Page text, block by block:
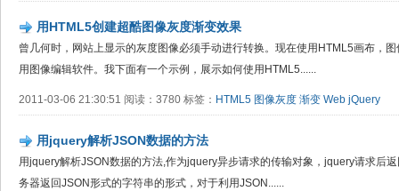
用HTML5创建超酷图像灰度渐变效果
曾几何时，网站上显示的灰度图像必须手动进行转换。现在使用HTML5画布，
用图像编辑软件。我下面有一个示例，展示如何使用HTML5......
2011-03-06 21:30:51 阅读：3780 标签： HTML5 图像灰度 渐变 Web jQuery
用jquery解析JSON数据的方法
用jquery解析JSON数据的方法,作为jquery异步请求的传输对象，jquery请求后
务器返回JSON形式的字符串的形式，对于利用JSON......